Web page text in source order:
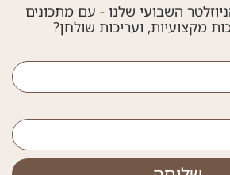
השבועי שלנו - עם מתכונים
מקצועיות, ועריכות שולחן?